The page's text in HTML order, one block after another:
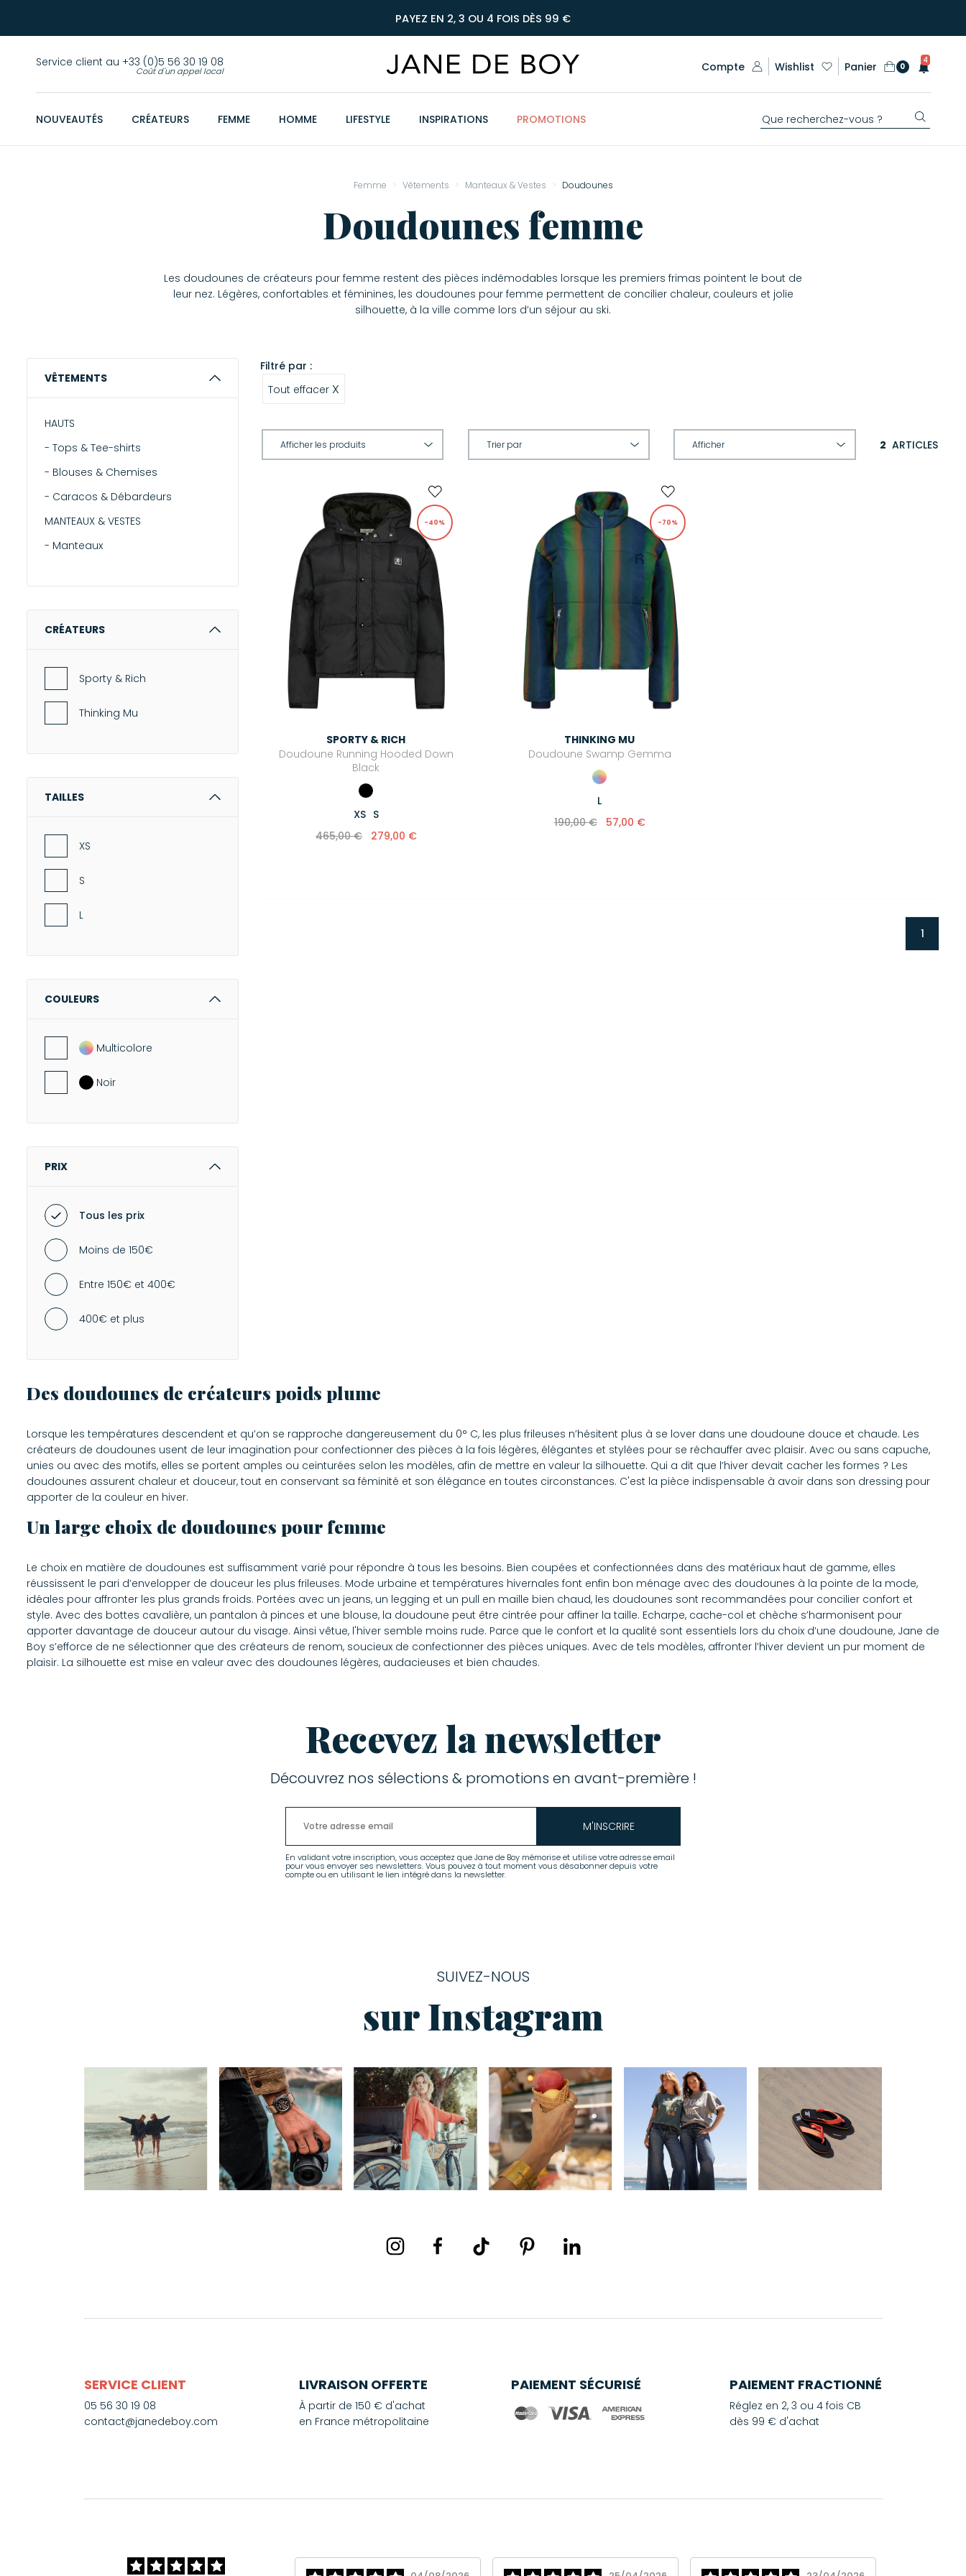
PAYEZ EN 2, 3 OU 4 FOIS DÈS 99 €
Service client au +33 (0)5 56 30 19 08
Coût d'un appel local Compte Wishlist Panier 0
4
NOUVEAUTÉS CRÉATEURS FEMME HOMME LIFESTYLE INSPIRATIONS PROMOTIONS
Femme Vêtements Manteaux & Vestes Doudounes
Doudounes femme
Les doudounes de créateurs pour femme restent des pièces indémodables lorsque les premiers frimas pointent le bout de
leur nez. Légères, confortables et féminines, les doudounes pour femme permettent de concilier chaleur, couleurs et jolie
silhouette, à la ville comme lors d’un séjour au ski.
VÊTEMENTS
HAUTS
- Tops & Tee-shirts
- Blouses & Chemises
- Caracos & Débardeurs
MANTEAUX & VESTES
- Manteaux
-Capes
ROBES
Robes longues
MAILLES & SWEATS
-Sweat-shirts
BAS
Jeans
COMBINAISONS
-Combishorts
Combi-pantalons
-Bodys
-Pyjamas
-
Chaussettes
-Brassières
-Maillots deux pièces
CRÉATEURS
Sporty & Rich
Thinking Mu
TAILLES
XS
S
L
COULEURS
Multicolore
Noir
PRIX
Tous les prix
Moins de 150€
Entre 150€ et 400€
400€ et plus
Filtré par :
Tout effacer X
2 ARTICLES
-40%
SPORTY & RICH
Doudoune Running Hooded Down
Black
XS S
465,00 €
279,00 €
-70%
THINKING MU
Doudoune Swamp Gemma
L
190,00 €
57,00 €
1
Des doudounes de créateurs poids plume
Lorsque les températures descendent et qu’on se rapproche dangereusement du 0° C, les plus frileuses n’hésitent plus à se lover dans une doudoune douce et chaude. Les
créateurs de doudounes usent de leur imagination pour confectionner des pièces à la fois légères, élégantes et stylées pour se réchauffer avec plaisir. Avec ou sans capuche,
unies ou avec des motifs, elles se portent amples ou ceinturées selon les modèles, afin de mettre en valeur la silhouette. Qui a dit que l’hiver devait cacher les formes ? Les
doudounes assurent chaleur et douceur, tout en conservant sa féminité et son élégance en toutes circonstances. C'est la pièce indispensable à avoir dans son dressing pour
apporter de la couleur en hiver.
Un large choix de doudounes pour femme
Le choix en matière de doudounes est suffisamment varié pour répondre à tous les besoins. Bien coupées et confectionnées dans des matériaux haut de gamme, elles
réussissent le pari d’envelopper de douceur les plus frileuses. Mode urbaine et températures hivernales font enfin bon ménage avec des doudounes à la pointe de la mode,
idéales pour affronter les plus grands froids. Portées avec un jeans, un legging et un pull en maille bien chaud, les doudounes sont recommandées pour concilier confort et
style. Avec des bottes cavalière, un pantalon à pinces et une blouse, la doudoune peut être cintrée pour affiner la taille. Echarpe, cache-col et chèche s’harmonisent pour
apporter davantage de douceur autour du visage. Ainsi vêtue, l'hiver semble moins rude. Parce que le confort et la qualité sont essentiels lors du choix d’une doudoune, Jane de
Boy s’efforce de ne sélectionner que des créateurs de renom, soucieux de confectionner des pièces uniques. Avec de tels modèles, affronter l’hiver devient un pur moment de
plaisir. La silhouette est mise en valeur avec des doudounes légères, audacieuses et bien chaudes.
Recevez la newsletter
Découvrez nos sélections & promotions en avant-première !
M'INSCRIRE
En validant votre inscription, vous acceptez que Jane de Boy mémorise et utilise votre adresse email
pour vous envoyer ses newsletters. Vous pouvez à tout moment vous désabonner depuis votre
compte ou en utilisant le lien intégré dans la newsletter.
SUIVEZ-NOUS
sur Instagram
SERVICE CLIENT
05 56 30 19 08
contact@janedeboy.com
LIVRAISON OFFERTE
À partir de 150 € d'achat
en France métropolitaine
PAIEMENT SÉCURISÉ PAIEMENT FRACTIONNÉ
Réglez en 2, 3 ou 4 fois CB
dès 99 € d'achat